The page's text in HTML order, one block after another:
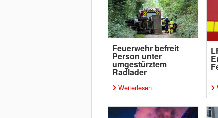
Feuerwehr befreit
Person unter
umgestürztem
Radlader
Weiterlesen